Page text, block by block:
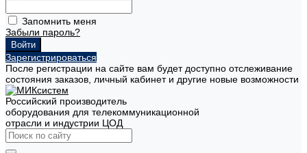
Запомнить меня
Забыли пароль?
Зарегистрироваться
После регистрации на сайте вам будет доступно отслеживание
состояния заказов, личный кабинет и другие новые возможности
Российский производитель
оборудования для телекоммуникационной
отрасли и индустрии ЦОД